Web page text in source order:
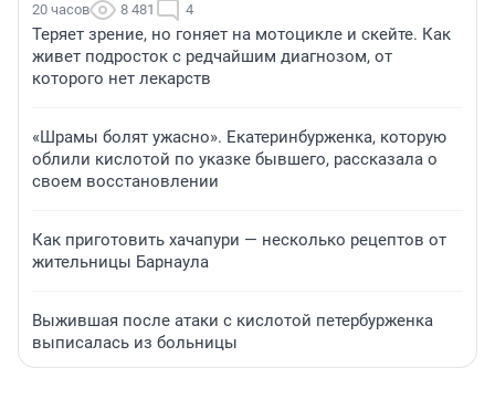
20 часов 8 481 4
Теряет зрение, но гоняет на мотоцикле и скейте. Как
живет подросток с редчайшим диагнозом, от
которого нет лекарств
«Шрамы болят ужасно». Екатеринбурженка, которую
облили кислотой по указке бывшего, рассказала о
своем восстановлении
Как приготовить хачапури — несколько рецептов от
жительницы Барнаула
Выжившая после атаки с кислотой петербурженка
выписалась из больницы